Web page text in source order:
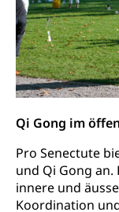
Qi Gong im
Pro Senectute
und Qi Gong
innere und
Koordination